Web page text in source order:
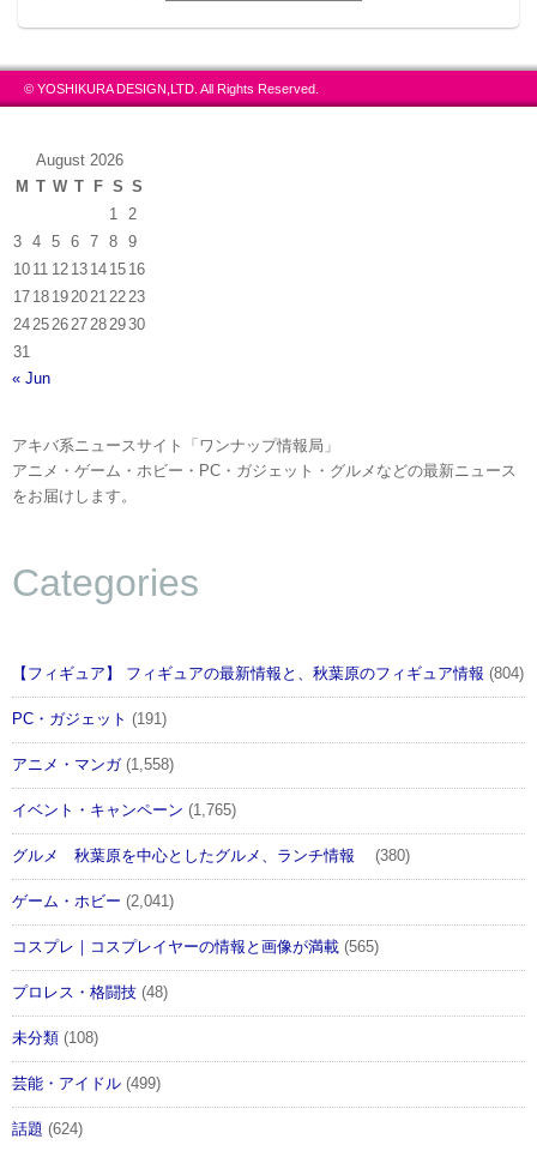
© YOSHIKURA DESIGN,LTD. All Rights Reserved.
August 2026
M T W T F S S
1
2
3
4 5 6 7 8
9
10 11 12 13 14 15 16
17 18 19 20 21 22 23
24 25 26 27 28 2930
31
« Jun
アキバ系ニュースサイト「ワンナップ情報局」
アニメ・ゲーム・ホビー・PC・ガジェット・グルメなどの最新ニュース
をお届けします。
Categories
【フィギュア】 フィギュアの最新情報と、秋葉原のフィギュア情報 (804)
PC・ガジェット (191)
アニメ・マンガ(1,558)
イベント・キャンペーン (1,765)
グルメ 秋葉原を中心としたグルメ、ランチ情報 (380)
ゲーム・ホビー (2,041)
コスプレ｜コスプレイヤーの情報と画像が満載 (565)
プロレス・格闘技 (48)
未分類 (108)
芸能・アイドル (499)
話題 (624)